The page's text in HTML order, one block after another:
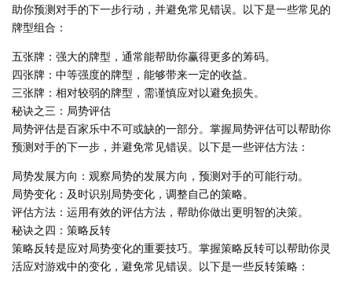
助你预测对手的下一步行动，并避免常见错误。以下是一些常见的
牌型组合：
五张牌：强大的牌型，通常能帮助你赢得更多的筹码。
四张牌：中等强度的牌型，能够带来一定的收益。
三张牌：相对较弱的牌型，需谨慎应对以避免损失。
秘诀之三：局势评估
局势评估是百家乐中不可或缺的一部分。掌握局势评估可以帮助你
预测对手的下一步，并避免常见错误。以下是一些评估方法：
局势发展方向：观察局势的发展方向，预测对手的可能行动。
局势变化：及时识别局势变化，调整自己的策略。
评估方法：运用有效的评估方法，帮助你做出更明智的决策。
秘诀之四：策略反转
策略反转是应对局势变化的重要技巧。掌握策略反转可以帮助你灵
活应对游戏中的变化，避免常见错误。以下是一些反转策略：